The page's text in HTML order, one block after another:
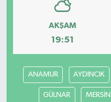
AKŞAM
19:51
ANAMUR AYDINCIK
GÜLNAR MERSİN